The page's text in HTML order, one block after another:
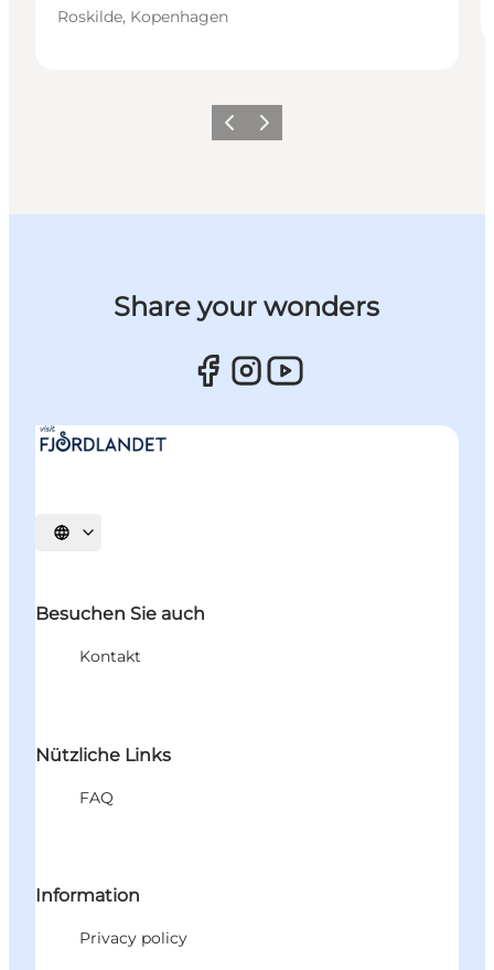
Roskilde, Kopenhagen
Vorherige Folie
Nächste Folie
Share your wonders
Sprache auswählen
Besuchen Sie auch
Kontakt
Nützliche Links
FAQ
Information
Privacy policy